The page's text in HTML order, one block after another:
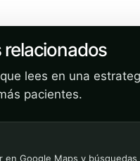
relacionados
lees en una
pacientes.
en Google Maps y búsquedas